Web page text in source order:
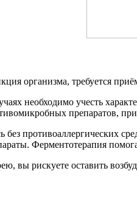
организма, требуется
необходимо учесть
препаратов,
противоаллергических
Ферментотерапия
вы рискуете оставить